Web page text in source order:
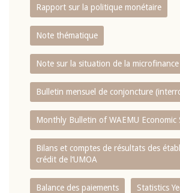
Rapport sur la politique monétaire
Note thématique
Note sur la situation de la microfinance
Bulletin mensuel de conjoncture
Monthly Bulletin of WAEMU Economic
Bilans et comptes de résultats des
crédit de l‘UMOA
Balance des paiements Statistics